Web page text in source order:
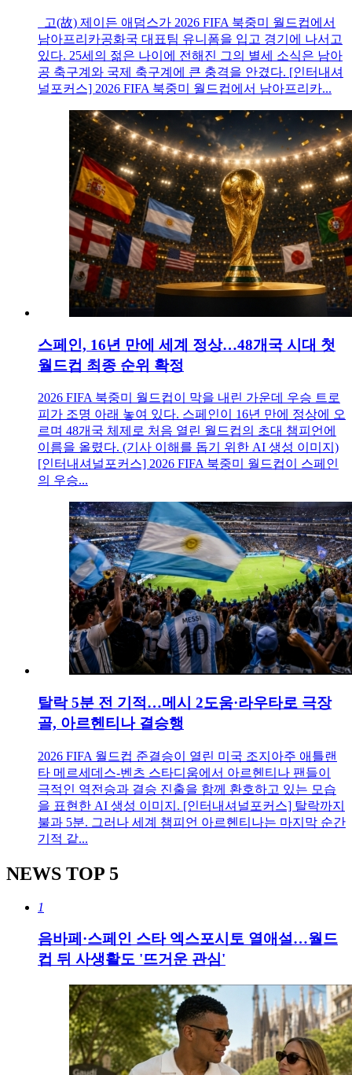
고(故) 제이든 애덤스가 2026 FIFA 북중미 월드컵에서
남아프리카공화국 대표팀 유니폼을 입고 경기에 나서고
있다. 25세의 젊은 나이에 전해진 그의 별세 소식은 남아
공 축구계와 국제 축구계에 큰 충격을 안겼다. [인터내셔
널포커스] 2026 FIFA 북중미 월드컵에서 남아프리카...
스페인, 16년 만에 세계 정상…48개국 시대 첫
월드컵 최종 순위 확정
2026 FIFA 북중미 월드컵이 막을 내린 가운데 우승 트로
피가 조명 아래 놓여 있다. 스페인이 16년 만에 정상에 오
르며 48개국 체제로 처음 열린 월드컵의 초대 챔피언에
이름을 올렸다. (기사 이해를 돕기 위한 AI 생성 이미지)
[인터내셔널포커스] 2026 FIFA 북중미 월드컵이 스페인
의 우승...
탈락 5분 전 기적…메시 2도움·라우타로 극장
골, 아르헨티나 결승행
2026 FIFA 월드컵 준결승이 열린 미국 조지아주 애틀랜
타 메르세데스-벤츠 스타디움에서 아르헨티나 팬들이
극적인 역전승과 결승 진출을 함께 환호하고 있는 모습
을 표현한 AI 생성 이미지. [인터내셔널포커스] 탈락까지
불과 5분. 그러나 세계 챔피언 아르헨티나는 마지막 순간
기적 같...
NEWS TOP 5
1
음바페·스페인 스타 엑스포시토 열애설…월드
컵 뒤 사생활도 '뜨거운 관심'